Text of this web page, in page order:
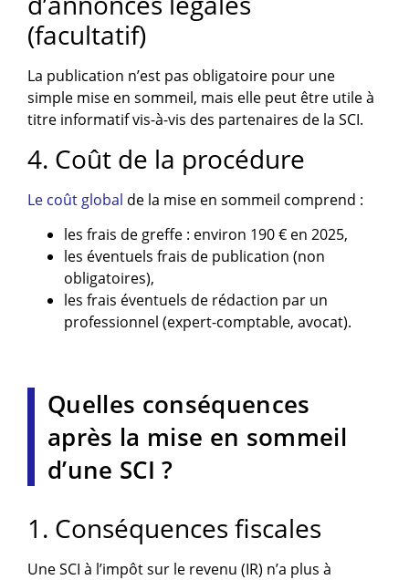
(facultatif)
La publication n’est pas obligatoire pour une
simple mise en sommeil, mais elle peut être utile à
titre informatif vis-à-vis des partenaires de la SCI.
4. Coût de la procédure
Le coût global de la mise en sommeil comprend :
les frais de greffe : environ 190 € en 2025,
les éventuels frais de publication (non
obligatoires),
les frais éventuels de rédaction par un
professionnel (expert-comptable, avocat).
Quelles conséquences
après la mise en sommeil
d’une SCI ?
1. Conséquences fiscales
Une SCI à l’impôt sur le revenu (IR) n’a plus à